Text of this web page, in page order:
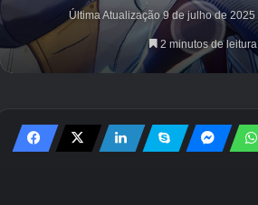
Última Atualização 9 de julho de 2025
2 minutos de leitura